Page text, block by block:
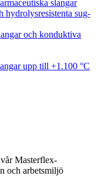
slangar
hydrolysresistenta sug-
och konduktiva
upp till +1.100 °C
Masterflex-
och arbetsmiljö